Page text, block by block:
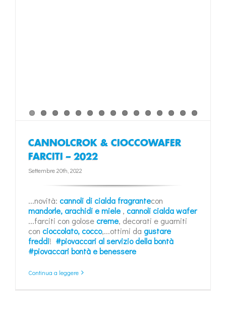
CANNOLCROK & CIOCCOWAFER
FARCITI – 2022
Settembre 20th, 2022
...novità: cannoli di cialda fragrantecon
mandorle, arachidi e miele , cannoli cialda wafer
...farciti con golosecreme, decorati e guarniti
con cioccolato, cocco,...ottimi da gustare
freddi! #piovaccari al servizio della bontà
#piovaccari bontà e benessere
Continua a leggere